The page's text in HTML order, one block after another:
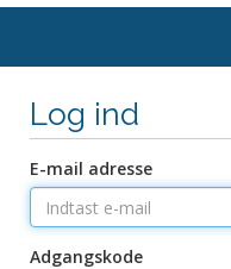
Log ind
E-mail adresse
Adgangskode